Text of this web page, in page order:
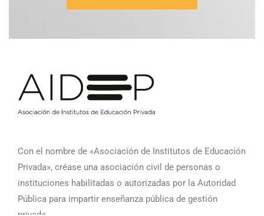
Con el nombre de «Asociación de Institutos de Educación
Privada», créase una asociación civil de personas o
instituciones habilitadas o autorizadas por la Autoridad
Pública para impartir enseñanza pública de gestión